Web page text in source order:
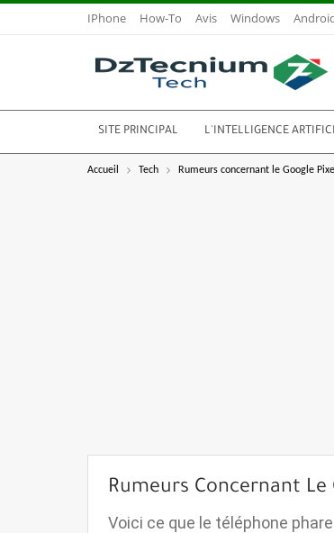
IPhone How-To Avis Windows
SITE PRINCIPAL L'INTELLIGENCE
Accueil Tech Rumeurs concernant le Google
Rumeurs Concernant Le
Voici ce que le téléphone